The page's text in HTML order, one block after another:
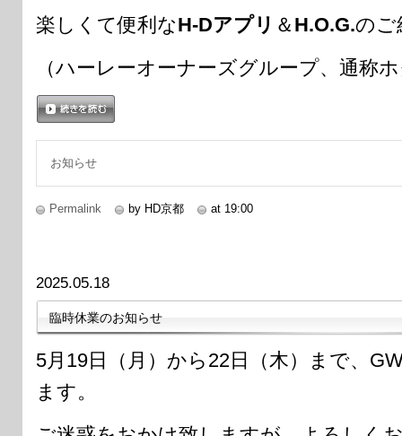
楽しくて便利なH-Dアプリ ＆ H.O.G.のご
（ハーレーオーナーズグループ、通称
お知らせ
Permalink by HD京都 at 19:00
2025.05.18
臨時休業のお知らせ
5月19日（月）から22日（木）まで、
ます。